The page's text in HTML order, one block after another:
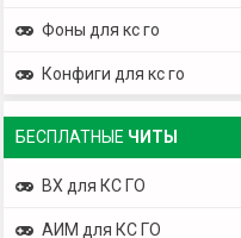
Фоны для кс го
Конфиги для кс го
БЕСПЛАТНЫЕ ЧИТЫ
ВХ для КС ГО
АИМ для КС ГО